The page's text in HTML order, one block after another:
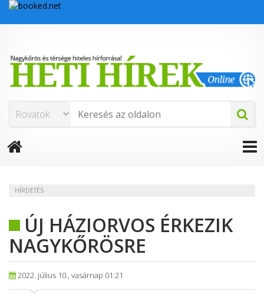
HÍRDETÉS
ÚJ HÁZIORVOS ÉRKEZIK
NAGYKŐRÖSRE
2022. július 10., vasárnap 01:21